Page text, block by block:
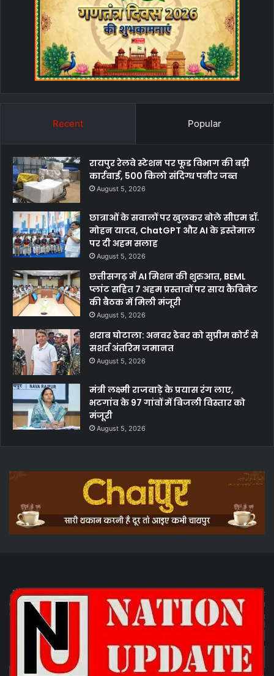
Recent Popular
रायपुर रेलवे स्टेशन पर फूड विभाग की बड़ी
कार्रवाई, 500 किलो संदिग्ध पनीर जब्त
August 5, 2026
छात्राओं के सवालों पर खुलकर बोले सीएम डॉ.
मोहन यादव, ChatGPT और AI के इस्तेमाल
पर दी अहम सलाह
August 5, 2026
छत्तीसगढ़ में AI मिशन की शुरुआत, BEML
प्लांट सहित 7 अहम प्रस्तावों पर साय कैबिनेट
की बैठक में मिली मंजूरी
August 5, 2026
शराब घोटाला: अनवर ढेबर को सुप्रीम कोर्ट से
सशर्त अंतरिम जमानत
August 5, 2026
मंत्री लक्ष्मी राजवाड़े के प्रयास रंग लाए,
भटगांव के 97 गांवों में बिजली विस्तार को
मंजूरी
August 5, 2026